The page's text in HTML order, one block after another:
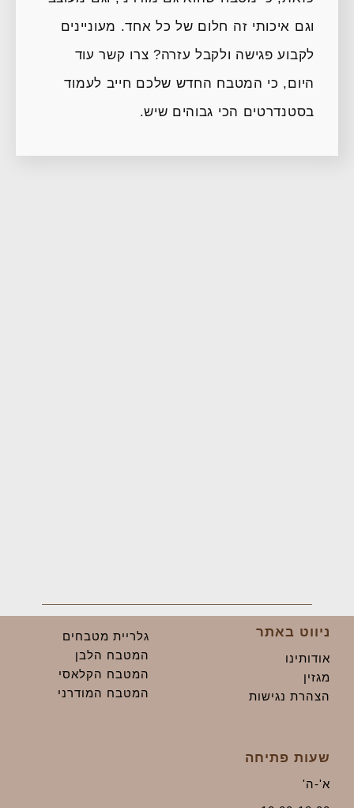
וגם איכותי זה חלום של כל אחד. מעוניינים
לקבוע פגישה ולקבל עזרה? צרו קשר עוד
היום, כי המטבח החדש שלכם חייב לעמוד
בסטנדרטים הכי גבוהים שיש.
ניווט באתר
אודותינו
מגזין
הצהרת נגישות
גלריית מטבחים
המטבח הלבן
המטבח הקלאסי
המטבח המודרני
שעות פתיחה
א'-ה'